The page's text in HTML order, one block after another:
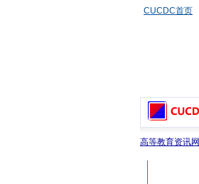
CUCDC首页
高等教育资讯网